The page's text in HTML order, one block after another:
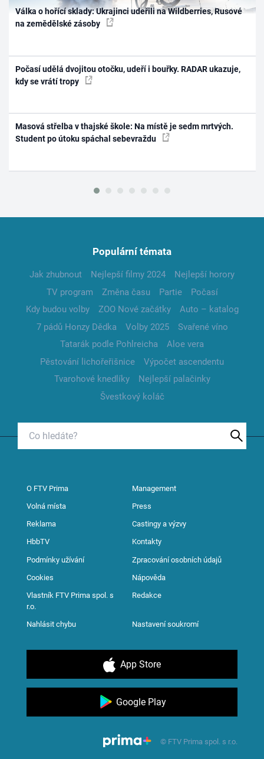
Válka o hořící sklady: Ukrajinci udeřili na Wildberries, Rusové
na zemědělské zásoby
Počasí udělá dvojitou otočku, udeří i bouřky. RADAR ukazuje,
kdy se vrátí tropy
Masová střelba v thajské škole: Na místě je sedm mrtvých.
Student po útoku spáchal sebevraždu
Populární témata
Jak zhubnout Nejlepší filmy 2024
Nejlepší horory
TV program
Změna času Partie
Počasí
Kdy budou volby
ZOO Nové začátky
Auto – katalog
7 pádů Honzy Dědka
Volby 2025
Svařené víno
Tatarák podle Pohlreicha
Aloe vera
Pěstování lichořeřišnice
Výpočet ascendentu
Tvarohové knedlíky
Nejlepší palačinky
Švestkový koláč
O FTV Prima Management
Volná místa Press
Reklama Castingy a výzvy
HbbTV Kontakty
Podmínky užívání Zpracování osobních údajů
Cookies Nápověda
Vlastník FTV Prima spol. s
r.o.
Redakce
Nahlásit chybu Nastavení soukromí
App Store
Google Play
© FTV Prima spol. s r.o.